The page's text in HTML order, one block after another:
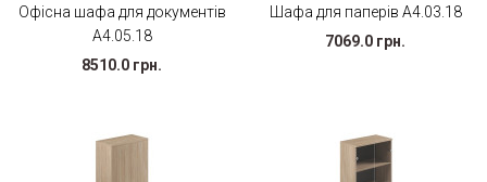
Офісна шафа для документів
А4.05.18
8510.0 грн.
Шафа для паперів А4.03.18
7069.0 грн.